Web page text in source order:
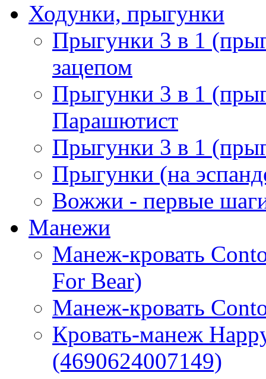
Ходунки, прыгунки
Прыгунки 3 в 1
зацепом
Прыгунки 3 в 1
Парашютист
Прыгунки 3 в 1
Прыгунки (на
Вожжи - первые
Манежи
Манеж-кровать
For Bear)
Манеж-кровать
Кровать-манеж
(4690624007149)